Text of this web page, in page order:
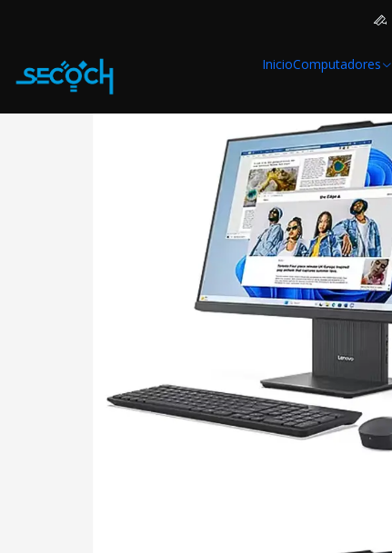
InicioComputadores
Lenovo